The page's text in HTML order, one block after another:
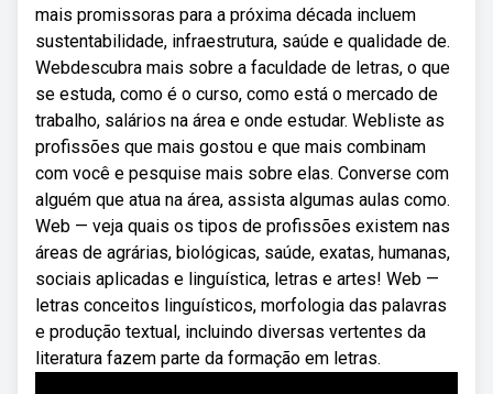
mais promissoras para a próxima década incluem
sustentabilidade, infraestrutura, saúde e qualidade de.
Webdescubra mais sobre a faculdade de letras, o que
se estuda, como é o curso, como está o mercado de
trabalho, salários na área e onde estudar. Webliste as
profissões que mais gostou e que mais combinam
com você e pesquise mais sobre elas. Converse com
alguém que atua na área, assista algumas aulas como.
Web — veja quais os tipos de profissões existem nas
áreas de agrárias, biológicas, saúde, exatas, humanas,
sociais aplicadas e linguística, letras e artes! Web —
letras conceitos linguísticos, morfologia das palavras
e produção textual, incluindo diversas vertentes da
literatura fazem parte da formação em letras.